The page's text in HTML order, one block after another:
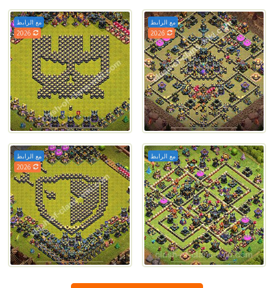
مع الرابط
2026
مع الرابط
مع الرابط
مع الرابط